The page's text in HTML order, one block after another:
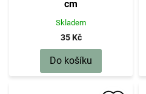
cm
Skladem
35 Kč
Do košíku